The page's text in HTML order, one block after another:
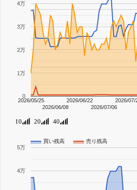
2026/05/25
2026/06/08
2026/06/22
2026/07/06
2026/07/
0
1万
2万
3万
4万
10 20 40
買い残高 売り残高
4万
5万